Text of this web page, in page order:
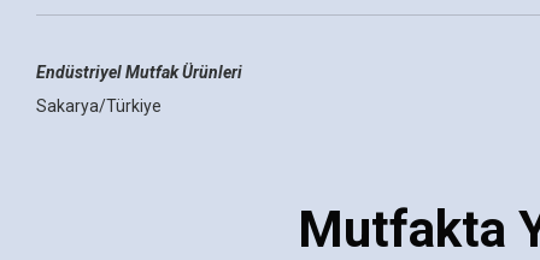
Endüstriyel Mutfak Ürünleri
Sakarya/Türkiye
Mutfakta